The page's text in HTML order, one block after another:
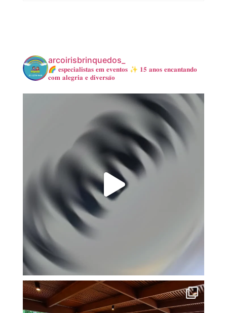
arcoirisbrinquedos_
🌈 𝐞𝐬𝐩𝐞𝐜𝐢𝐚𝐥𝐢𝐬𝐭𝐚𝐬 𝐞𝐦 𝐞𝐯𝐞𝐧𝐭𝐨𝐬 ✨ 𝟏𝟓 𝐚𝐧𝐨𝐬 𝐞𝐧𝐜𝐚𝐧𝐭𝐚𝐧𝐝𝐨
𝐜𝐨𝐦 𝐚𝐥𝐞𝐠𝐫𝐢𝐚 𝐞 𝐝𝐢𝐯𝐞𝐫𝐬𝐚̃𝐨